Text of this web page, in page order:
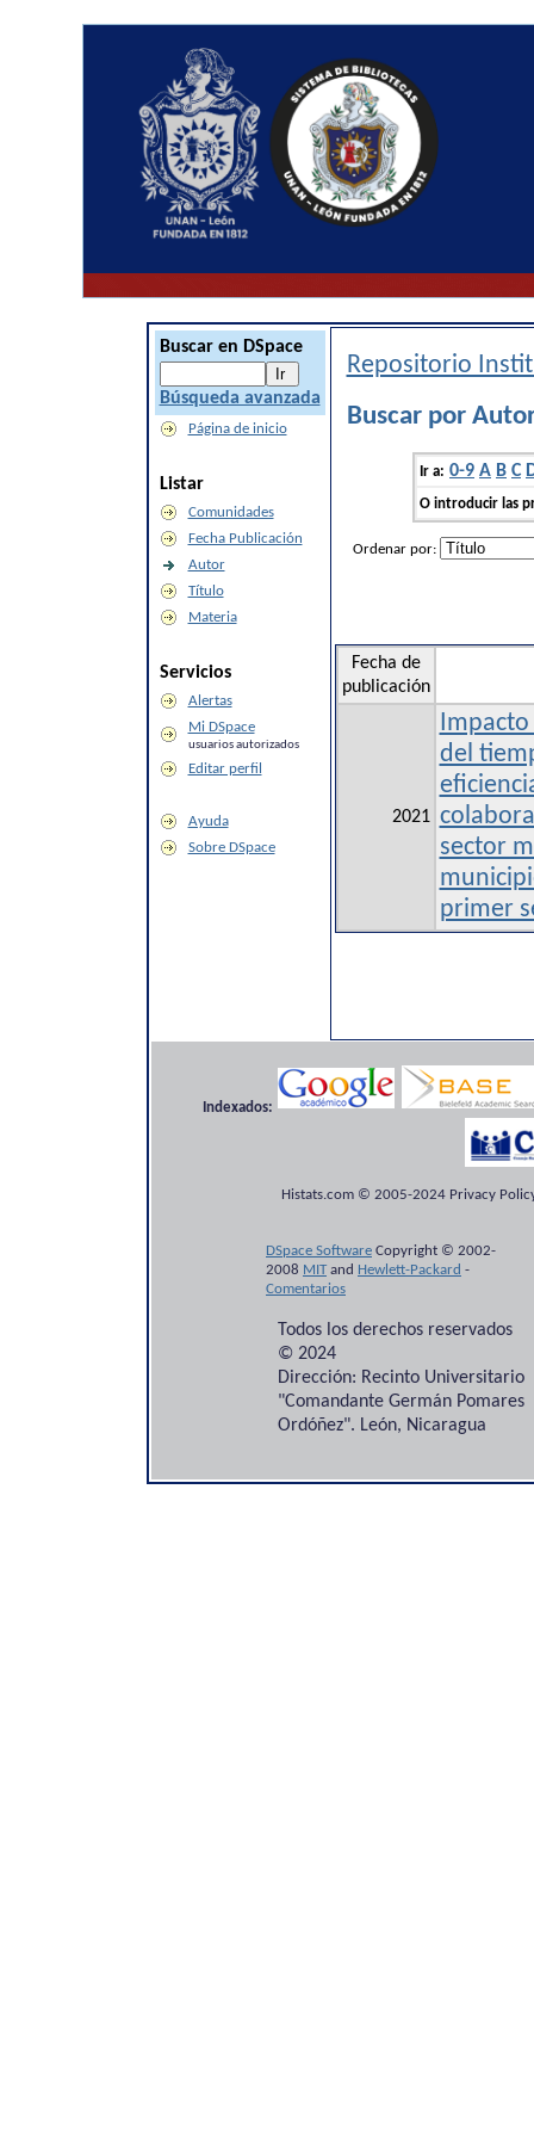
Buscar en DSpace
Búsqueda avanzada
Página de inicio
Listar
Comunidades
Fecha Publicación
Autor
Título
Materia
Servicios
Alertas
Mi DSpace
usuarios autorizados
Editar perfil
Ayuda
Sobre DSpace
Repositorio
Buscar por
Ir a: 0-9 A B C
O introducir las
Ordenar por:
Fecha de
publicación
2021
del
sector
primer
Indexados:
Histats.com © 2005-2024 Privacy
DSpace Software Copyright © 2002-
2008 MITand Hewlett-Packard -
Comentarios
Todos los derechos reservados
© 2024
Dirección: Recinto Universitario
"Comandante Germán Pomares
Ordóñez". León, Nicaragua